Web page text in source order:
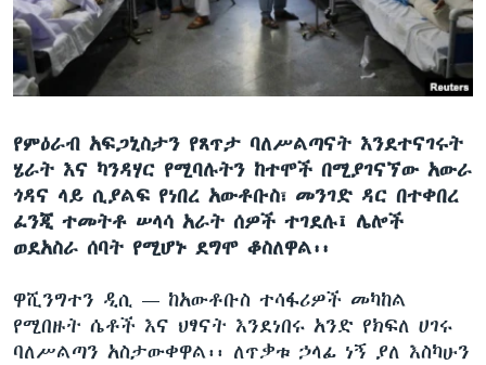
ቋንቋዎች
የምዕራብ አፍጋኒስታን የጸጥታ ባለሥልጣናት እንደተናገሩት
ሄራት እና ካንዳሃር የሚባሉትን ከተሞች በሚያገናኘው አውራ
ጎዳና ላይ ሲያልፍ የነበረ አውቶቡስ፣ መንገድ ዳር በተቀበረ
ፈንጂ ተመትቶ ሠላሳ አራት ሰዎች ተገደሉ፤ ሌሎች
ወደአስራ ሰባት የሚሆኑ ደግሞ ቆስለዋል፡፡
ዋሺንግተን ዲሲ — ከአውቶቡስ ተሳፋሪዎች መካከል
የሚበዙት ሴቶች እና ህፃናት እንደነበሩ አንድ የክፍለ ሀገሩ
ባለሥልጣን አስታውቀዋል፡፡ ለጥቃቱ ኃላፊ ነኝ ያለ እስካሁን